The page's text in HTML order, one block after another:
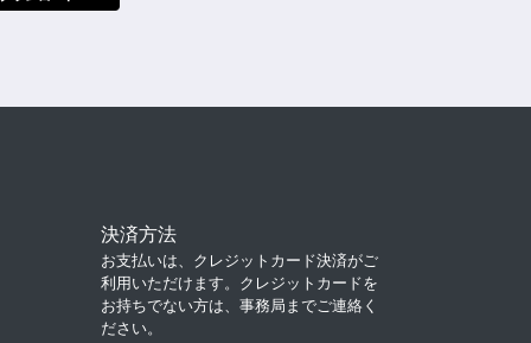
決済方法
お支払いは、クレジットカード決済がご
利用いただけます。クレジットカードを
お持ちでない方は、事務局までご連絡く
ださい。